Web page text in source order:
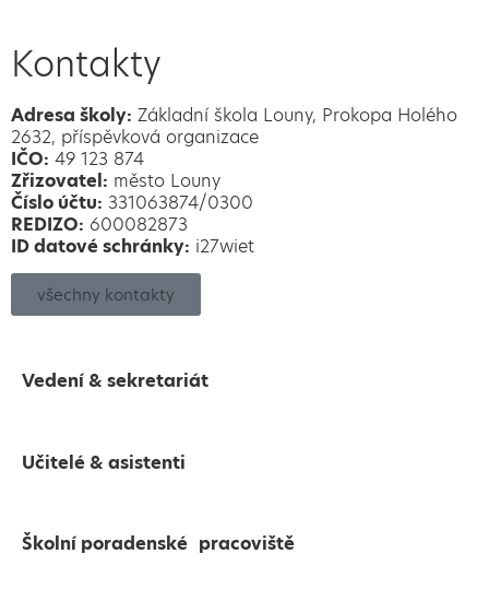
Kontakty
Adresa školy: Základní škola Louny, Prokopa Holého
2632, příspěvková organizace
IČO: 49 123 874
Zřizovatel: město Louny
Číslo účtu: 331063874/0300
REDIZO: 600082873
ID datové schránky: i27wiet
všechny kontakty
Vedení & sekretariát
Učitelé & asistenti
Školní poradenské pracoviště